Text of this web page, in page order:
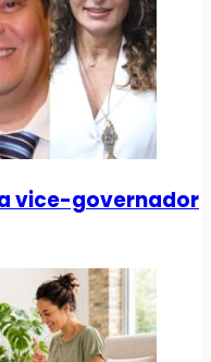
vice-governador